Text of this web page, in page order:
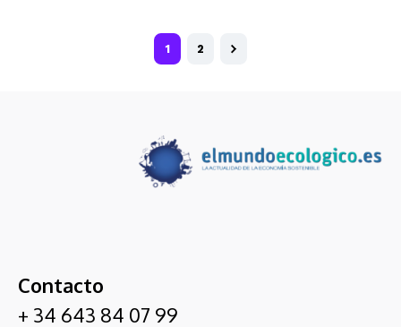
1 2
Contacto
+ 34 643 84 07 99